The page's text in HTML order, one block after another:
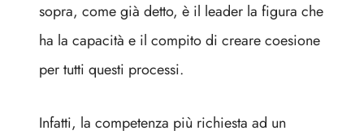
sopra, come già detto, è il leader la figura che
ha la capacità e il compito di creare coesione
per tutti questi processi.
Infatti, la competenza più richiesta ad un